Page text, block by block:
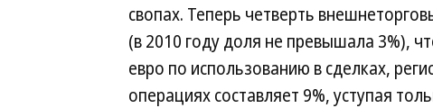
свопах. Теперь четверть
(в 2010 году доля не превышала 3%),
евро по использованию в сделках,
операциях составляет 9%, уступая